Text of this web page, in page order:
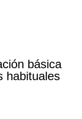
básica
habituales